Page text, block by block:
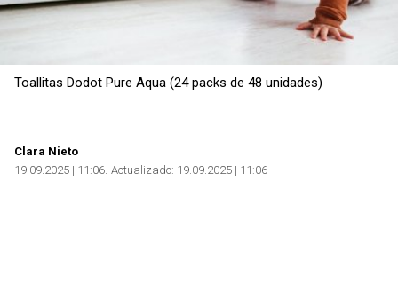
Toallitas Dodot Pure Aqua (24 packs de 48 unidades)
Clara Nieto
19.09.2025 | 11:06 Actualizado: 19.09.2025 | 11:06